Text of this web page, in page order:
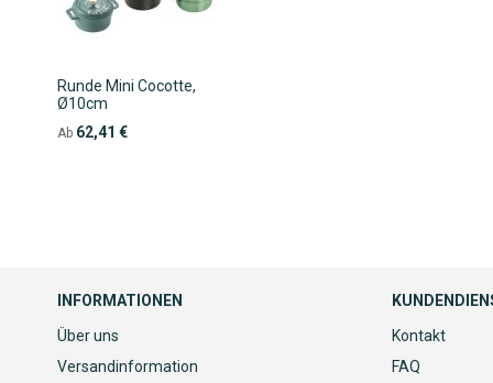
Runde Mini Cocotte,
Ø10cm
Ab 62,41 €
INFORMATIONEN
Über uns
Versandinformation
Kontakt
FAQ